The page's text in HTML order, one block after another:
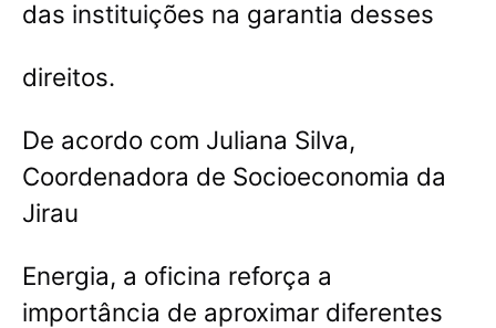
das instituições na garantia desses
direitos.
De acordo com Juliana Silva,
Coordenadora de Socioeconomia da
Jirau
Energia, a oficina reforça a
importância de aproximar diferentes